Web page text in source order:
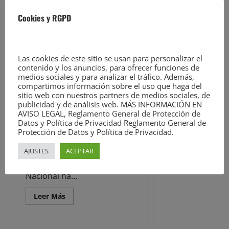
más
acerca
de
1.600
usuarios
del
servicio
de
préstamo
gratuito
de
canoas
y
de
‘paddle
surf’
Noticias
fraganti» a un hombre por un
delito de robo con fuerza en un
establecimiento
28 de agosto de 2023
El detenido fue
sorprendido por los
agentes apalancando la
puerta de un
establecimiento La Policía
Nacional ha...
Leer MásLeer
más
Noticias
Cookies y RGPD
Las cookies de este sitio se usan para personalizar el
contenido y los anuncios, para ofrecer funciones de
medios sociales y para analizar el tráfico. Además,
compartimos información sobre el uso que haga del
sitio web con nuestros partners de medios sociales, de
publicidad y de análisis web. MÁS INFORMACIÓN EN
AVISO LEGAL, Reglamento General de Protección de
Datos y Política de Privacidad Reglamento General de
Protección de Datos y Política de Privacidad.
AJUSTES ACEPTAR